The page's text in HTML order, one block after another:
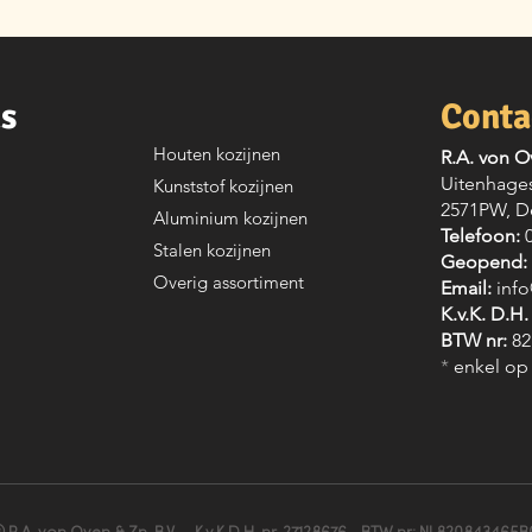
Houten kozijnen
Kunststof kozijnen
Aluminium kozijnen
Stalen kozijnen
Overig assortiment
R.A. von
2571PW,
Telefoon:
Geopend:
Email:
K.v.K.
BTW nr:
* enkel op